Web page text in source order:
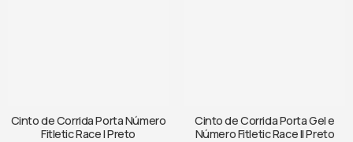
Cinto de Corrida Porta Número
Fitletic Race I Preto
Cinto de Corrida Porta Gel e
Número Fitletic Race II Preto